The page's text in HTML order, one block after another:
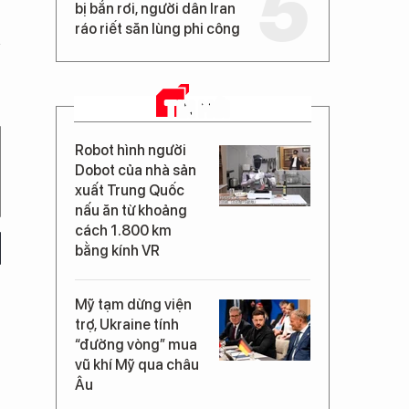
bị bắn rơi, người dân Iran
ráo riết săn lùng phi công
TIN MỚI
Robot hình người
Dobot của nhà sản
xuất Trung Quốc
nấu ăn từ khoảng
cách 1.800 km
bằng kính VR
Mỹ tạm dừng viện
trợ, Ukraine tính
“đường vòng” mua
vũ khí Mỹ qua châu
Âu